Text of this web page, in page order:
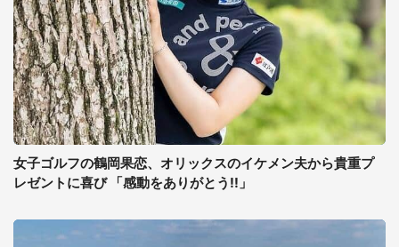
女子ゴルフの鶴岡果恋、オリックスのイケメン夫から貴重プ
レゼントに喜び 「感動をありがとう!!」